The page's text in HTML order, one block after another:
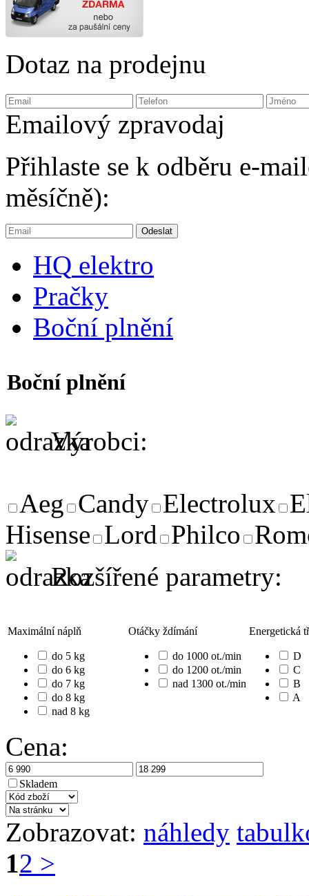
Dotaz na prodejnu
Emailový zpravodaj
Přihlaste se k odběru e-
měsíčně):
HQ elektro
Pračky
Boční plnění
Boční plnění
Výrobci:
Aeg Candy Electrolux
Hisense Lord Philco
Rozšířené parametry:
Maximální náplň
do 5 kg
do 6 kg
do 7 kg
do 8 kg
nad 8 kg
Otáčky ždímání
do 1000 ot./min
do 1200 ot./min
nad 1300 ot./min
Energetická
D
C
B
A
Cena:
Skladem
Zobrazovat: náhledy
12 >